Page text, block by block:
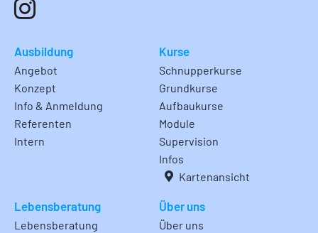
Ausbildung
Angebot
Konzept
Info & Anmeldung
Referenten
Intern
Kurse
Schnupperkurse
Grundkurse
Aufbaukurse
Module
Supervision
Infos
Kartenansicht
Lebensberatung
Lebensberatung
Über uns
Über uns